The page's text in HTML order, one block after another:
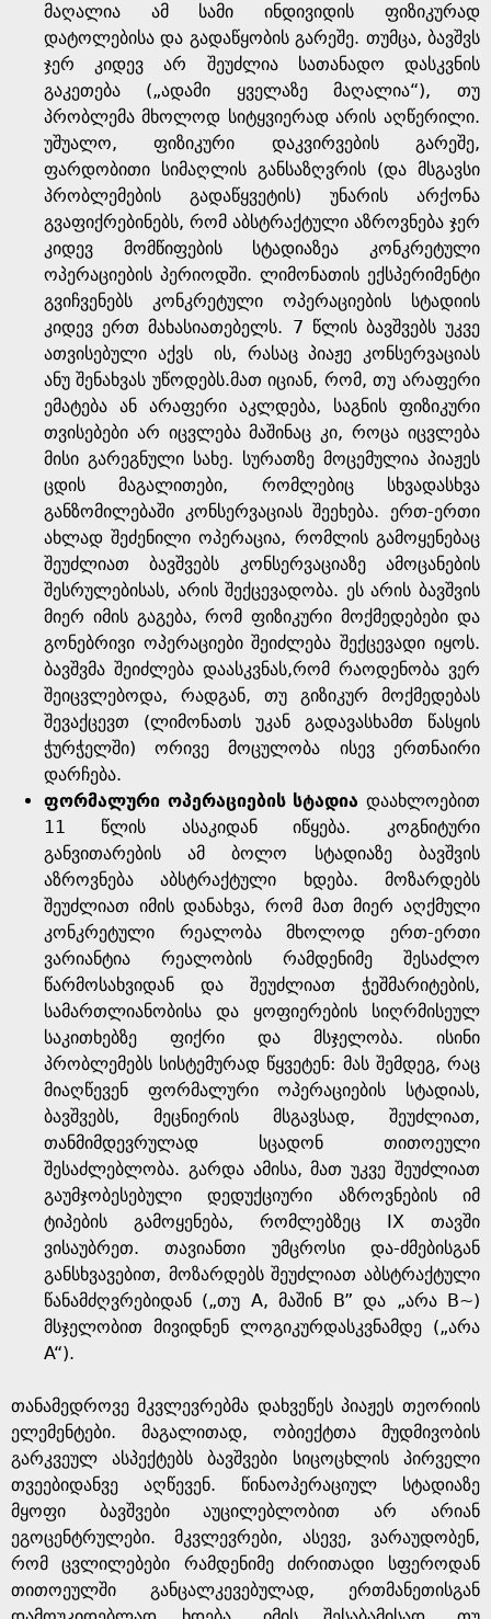
მაღალია ამ სამი ინდივიდის ფიზიკურად
დატოლებისა და გადაწყობის გარეშე. თუმცა, ბავშვს
ჯერ კიდევ არ შეუძლია სათანადო დასკვნის
გაკეთება („ადამი ყველაზე მაღალია“), თუ
პრობლემა მხოლოდ სიტყვიერად არის აღწერილი.
უშუალო, ფიზიკური დაკვირვების გარეშე,
ფარდობითი სიმაღლის განსაზღვრის (და მსგავსი
პრობლემების გადაწყვეტის) უნარის არქონა
გვაფიქრებინებს, რომ აბსტრაქტული აზროვნება ჯერ
კიდევ მომწიფების სტადიაზეა კონკრეტული
ოპერაციების პერიოდში. ლიმონათის ექსპერიმენტი
გვიჩვენებს კონკრეტული ოპერაციების სტადიის
კიდევ ერთ მახასიათებელს. 7 წლის ბავშვებს უკვე
ათვისებული აქვს ის, რასაც პიაჟე კონსერვაციას
ანუ შენახვას უწოდებს.მათ იციან, რომ, თუ არაფერი
ემატება ან არაფერი აკლდება, საგნის ფიზიკური
თვისებები არ იცვლება მაშინაც კი, როცა იცვლება
მისი გარეგნული სახე. სურათზე მოცემულია პიაჟეს
ცდის მაგალითები, რომლებიც სხვადასხვა
განზომილებაში კონსერვაციას შეეხება. ერთ-ერთი
ახლად შეძენილი ოპერაცია, რომლის გამოყენებაც
შეუძლიათ ბავშვებს კონსერვაციაზე ამოცანების
შესრულებისას, არის შექცევადობა. ეს არის ბავშვის
მიერ იმის გაგება, რომ ფიზიკური მოქმედებები და
გონებრივი ოპერაციები შეიძლება შექცევადი იყოს.
ბავშვმა შეიძლება დაასკვნას,რომ რაოდენობა ვერ
შეიცვლებოდა, რადგან, თუ გიზიკურ მოქმედებას
შევაქცევთ (ლიმონათს უკან გადავასხამთ წასყის
ჭურჭელში) ორივე მოცულობა ისევ ერთნაირი
დარჩება.
ფორმალური ოპერაციების სტადია დაახლოებით
11 წლის ასაკიდან იწყება. კოგნიტური
განვითარების ამ ბოლო სტადიაზე ბავშვის
აზროვნება აბსტრაქტული ხდება. მოზარდებს
შეუძლიათ იმის დანახვა, რომ მათ მიერ აღქმული
კონკრეტული რეალობა მხოლოდ ერთ-ერთი
ვარიანტია რეალობის რამდენიმე შესაძლო
წარმოსახვიდან და შეუძლიათ ჭეშმარიტების,
სამართლიანობისა და ყოფიერების სიღრმისეულ
საკითხებზე ფიქრი და მსჯელობა. ისინი
პრობლემებს სისტემურად წყვეტენ: მას შემდეგ, რაც
მიაღწევენ ფორმალური ოპერაციების სტადიას,
ბავშვებს, მეცნიერის მსგავსად, შეუძლიათ,
თანმიმდევრულად სცადონ თითოეული
შესაძლებლობა. გარდა ამისა, მათ უკვე შეუძლიათ
გაუმჯობესებული დედუქციური აზროვნების იმ
ტიპების გამოყენება, რომლებზეც IX თავში
ვისაუბრეთ. თავიანთი უმცროსი და-ძმებისგან
განსხვავებით, მოზარდებს შეუძლიათ აბსტრაქტული
წანამძღვრებიდან („თუ A, მაშინ B” და „არა B~)
მსჯელობით მივიდნენ ლოგიკურდასკვნამდე („არა
A“).
თანამედროვე მკვლევრებმა დახვეწეს პიაჟეს თეორიის
ელემენტები. მაგალითად, ობიექტთა მუდმივობის
გარკვეულ ასპექტებს ბავშვები სიცოცხლის პირველი
თვეებიდანვე აღწევენ. წინაოპერაციულ სტადიაზე
მყოფი ბავშვები აუცილებლობით არ არიან
ეგოცენტრულები. მკვლევრები, ასევე, ვარაუდობენ,
რომ ცვლილებები რამდენიმე ძირითადი სფეროდან
თითოეულში განცალკევებულად, ერთმანეთისგან